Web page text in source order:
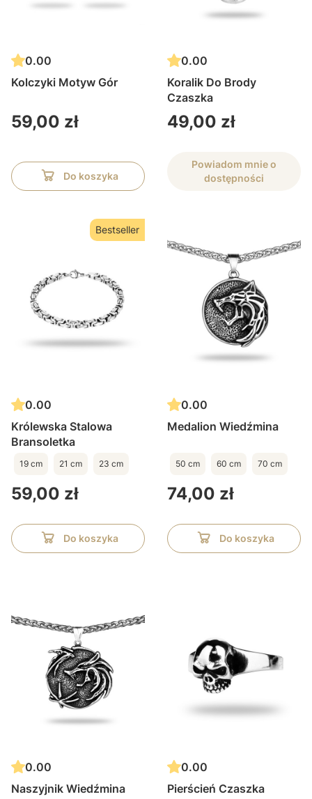
0.00
Kolczyki Motyw Gór
Cena
59,00 zł
Do koszyka
0.00
Koralik Do Brody
Czaszka
Cena
49,00 zł
Powiadom mnie o
dostępności
Bestseller
0.00
Królewska Stalowa
Bransoletka
19 cm 21 cm 23 cm
Cena
59,00 zł
Do koszyka
0.00
Medalion Wiedźmina
50 cm 60 cm 70 cm
Cena
74,00 zł
Do koszyka
0.00
Naszyjnik Wiedźmina
0.00
Pierścień Czaszka